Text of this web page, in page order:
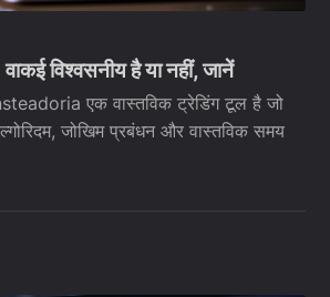
विश्वसनीय है या नहीं, जानें
एक वास्तविक ट्रेडिंग टूल है जो
जोखिम प्रबंधन और वास्तविक समय